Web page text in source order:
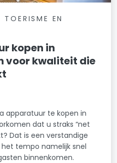
EN
kopen in
voor kwaliteit die
apparatuur te kopen in
dat u straks “net
Dat is een verstandige
tempo namelijk snel
binnenkomen.